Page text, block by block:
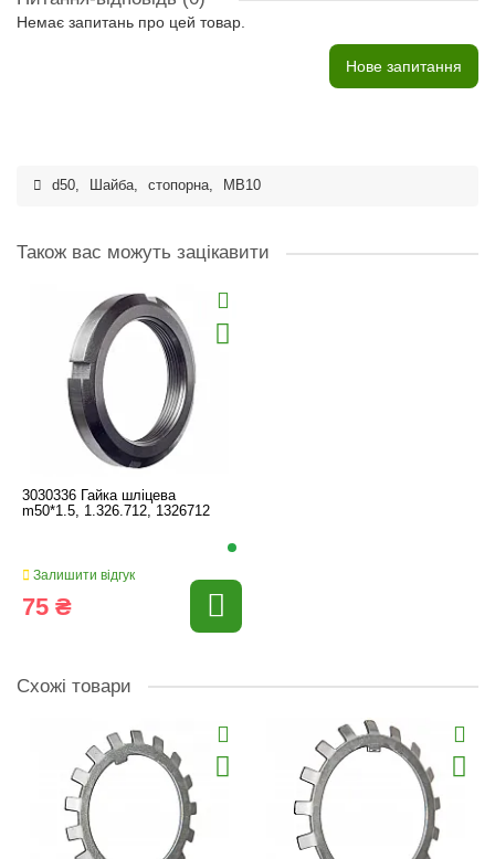
Немає запитань про цей товар.
Нове запитання
d50, Шайба, стопорна, MB10
Також вас можуть зацікавити
3030336 Гайка шліцева
m50*1.5, 1.326.712, 1326712
Залишити відгук
75 ₴
Схожі товари